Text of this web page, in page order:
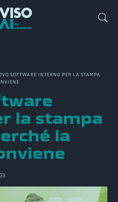
SOFTWARE INTERNO PER LA STAMPA
la stampa
la